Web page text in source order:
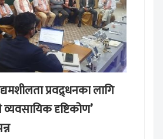
प्रवद्र्धनका लागि
दृष्टिकोण’